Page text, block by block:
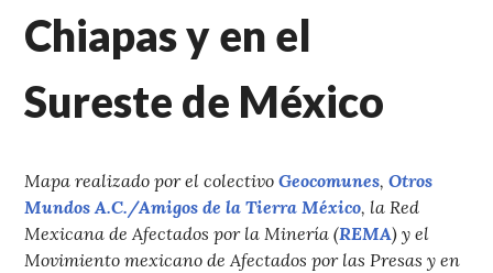
Chiapas y en el
Sureste de México
Mapa realizado por el colectivoGeocomunes,Otros
Mundos A.C./Amigos de la Tierra México, la Red
Mexicana de Afectados por la Minería (REMA) y el
Movimiento mexicano de Afectados por las Presas y en